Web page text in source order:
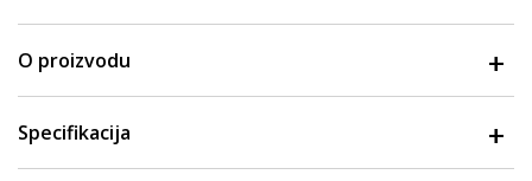
O proizvodu
Specifikacija